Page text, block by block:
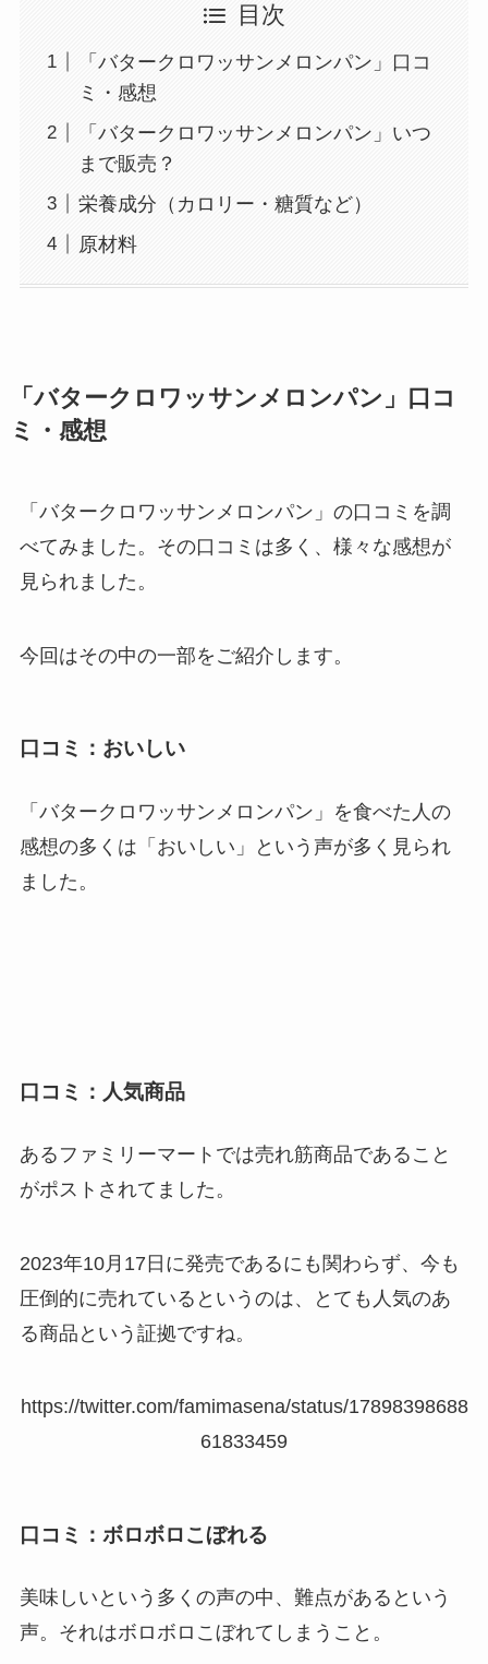
目次
「バタークロワッサンメロンパン」口コ
ミ・感想
「バタークロワッサンメロンパン」いつ
まで販売？
栄養成分（カロリー・糖質など）
原材料
「バタークロワッサンメロンパン」口コ
ミ・感想
「バタークロワッサンメロンパン」の口コミを調
べてみました。その口コミは多く、様々な感想が
見られました。
今回はその中の一部をご紹介します。
口コミ：おいしい
「バタークロワッサンメロンパン」を食べた人の
感想の多くは「おいしい」という声が多く見られ
ました。
口コミ：人気商品
あるファミリーマートでは売れ筋商品であること
がポストされてました。
2023年10月17日に発売であるにも関わらず、今も
圧倒的に売れているというのは、とても人気のあ
る商品という証拠ですね。
https://twitter.com/famimasena/status/17898398688
61833459
口コミ：ボロボロこぼれる
美味しいという多くの声の中、難点があるという
声。それはボロボロこぼれてしまうこと。